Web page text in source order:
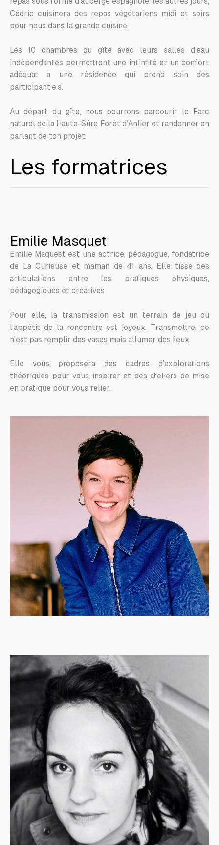
Cédric cuisinera des repas végétariens midi et soirs
pour nous dans la grande cuisine.
Les 10 chambres du gîte avec leurs salles d’eau
indépendantes permettront une intimité et un confort
adéquat à une résidence qui prend soin des
participant·e·s.
Au départ du gîte, nous pourrons parcourir le Parc
naturel de la Haute-Sûre Forêt d’Anlier et randonner en
parlant de ton projet.
Les formatrices
Emilie Masquet
Emilie Maquest est une actrice, pédagogue, fondatrice
de La Curieuse et maman de 41 ans. Elle tisse des
articulations entre les pratiques physiques,
pédagogiques et créatives.
Pour elle, la transmission est un terrain de jeu où
l’appétit de la rencontre est joyeux. Transmettre, ce
n’est pas remplir des vases mais allumer des feux.
Elle vous proposera des cadres d’explorations
théoriques pour vous inspirer et des ateliers de mise
en pratique pour vous relier.